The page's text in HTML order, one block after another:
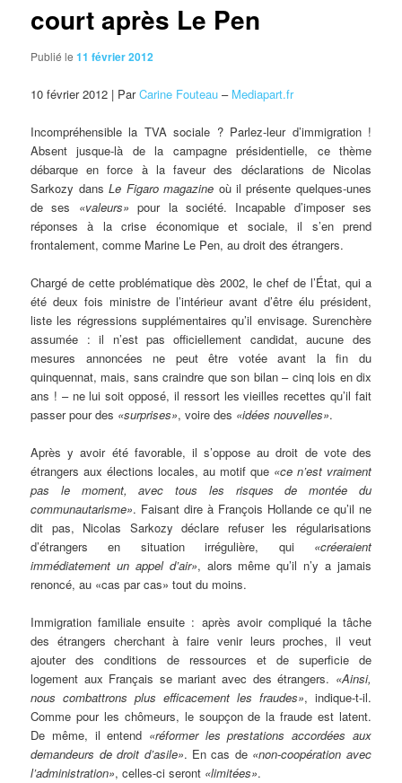
court après Le Pen
Publié le11 février 2012
10 février 2012 | ParCarine Fouteau – Mediapart.fr
Incompréhensible la TVA sociale ? Parlez-leur d’immigration !
Absent jusque-là de la campagne présidentielle, ce thème
débarque en force à la faveur des déclarations de Nicolas
Sarkozy dansLe Figaro magazine où il présente quelques-unes
de ses «valeurs» pour la société. Incapable d’imposer ses
réponses à la crise économique et sociale, il s’en prend
frontalement, comme Marine Le Pen, au droit des étrangers.
Chargé de cette problématique dès 2002, le chef de l’État, qui a
été deux fois ministre de l’intérieur avant d’être élu président,
liste les régressions supplémentaires qu’il envisage. Surenchère
assumée : il n’est pas officiellement candidat, aucune des
mesures annoncées ne peut être votée avant la fin du
quinquennat, mais, sans craindre que son bilan – cinq lois en dix
ans ! – ne lui soit opposé, il ressort les vieilles recettes qu’il fait
passer pour des «surprises», voire des «idées nouvelles».
Après y avoir été favorable, il s’oppose au droit de vote des
étrangers aux élections locales, au motif que «ce n’est vraiment
pas le moment, avec tous les risques de montée du
communautarisme». Faisant dire à François Hollande ce qu’il ne
dit pas, Nicolas Sarkozy déclare refuser les régularisations
d’étrangers en situation irrégulière, qui «créeraient
immédiatement un appel d’air», alors même qu’il n’y a jamais
renoncé, au «cas par cas» tout du moins.
Immigration familiale ensuite : après avoir compliqué la tâche
des étrangers cherchant à faire venir leurs proches, il veut
ajouter des conditions de ressources et de superficie de
logement aux Français se mariant avec des étrangers. «Ainsi,
nous combattrons plus efficacement les fraudes», indique-t-il.
Comme pour les chômeurs, le soupçon de la fraude est latent.
De même, il entend «réformer les prestations accordées aux
demandeurs de droit d’asile». En cas de «non-coopération avec
l’administration», celles-ci seront «limitées».